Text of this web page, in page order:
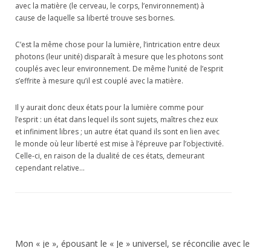
avec la matière (le cerveau, le corps, l’environnement) à
cause de laquelle sa liberté trouve ses bornes.
C’est la même chose pour la lumière, l’intrication entre deux
photons (leur unité) disparaît à mesure que les photons sont
couplés avec leur environnement. De même l’unité de l’esprit
s’effrite à mesure qu’il est couplé avec la matière.
Il y aurait donc deux états pour la lumière comme pour
l’esprit : un état dans lequel ils sont sujets, maîtres chez eux
et infiniment libres ; un autre état quand ils sont en lien avec
le monde où leur liberté est mise à l’épreuve par l’objectivité.
Celle-ci, en raison de la dualité de ces états, demeurant
cependant relative…
Mon « je », épousant le « Je » universel, se réconcilie avec le